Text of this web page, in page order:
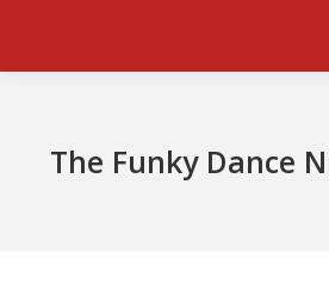
The Funky Dance